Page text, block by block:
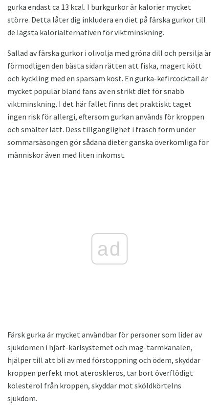
gurka endast ca 13 kcal. I burkgurkor är kalorier mycket
större. Detta låter dig inkludera en diet på färska gurkor till
de lägsta kalorialternativen för viktminskning.
Sallad av färska gurkor i olivolja med gröna dill och persilja är
förmodligen den bästa sidan rätten att fiska, magert kött
och kyckling med en sparsam kost. En gurka-kefircocktail är
mycket populär bland fans av en strikt diet för snabb
viktminskning. I det här fallet finns det praktiskt taget
ingen risk för allergi, eftersom gurkan används för kroppen
och smälter lätt. Dess tillgänglighet i fräsch form under
sommarsäsongen gör sådana dieter ganska överkomliga för
människor även med liten inkomst.
ad
Färsk gurka är mycket användbar för personer som lider av
sjukdomen i hjärt-kärlsystemet och mag-tarmkanalen,
hjälper till att bli av med förstoppning och ödem, skyddar
kroppen perfekt mot ateroskleros, tar bort överflödigt
kolesterol från kroppen, skyddar mot sköldkörtelns
sjukdom.